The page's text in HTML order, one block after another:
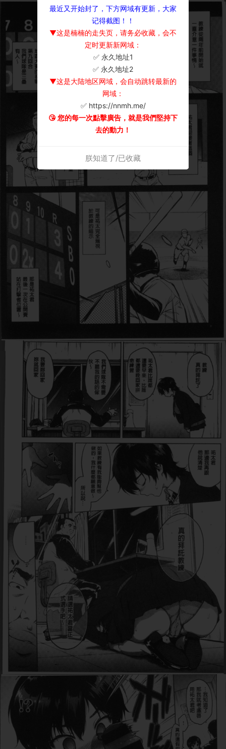
最近又开始封了，下方网域有更新，大家
记得截图！！
▼这是楠楠的走失页，请务必收藏，会不
定时更新新网域：
✅ 永久地址1
✅ 永久地址2
▼这是大陆地区网域，会自动跳转最新的
网域：
✅ https://nnmh.me/
😘 您的每一次點擊廣告，就是我們堅持下
去的動力！
朕知道了/已收藏